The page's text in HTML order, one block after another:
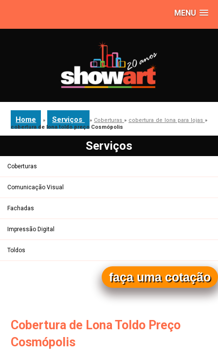
MENU
Home » Serviços » Coberturas» cobertura de lona para lojas »
cobertura de lona toldo preço Cosmópolis
Serviços
Coberturas
Comunicação Visual
Fachadas
Impressão Digital
Toldos
Entre em contato pelos telefones
(19)
(19)
Cobertura de Lona Toldo Preço
Cosmópolis
faça uma cotação